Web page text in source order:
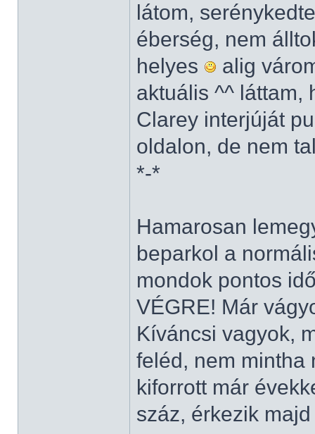
látom,
éberség, nem
helyes
alig
aktuális ^^ láttam,
Clarey interjúját
oldalon, de nem
*-*
Hamarosan
beparkol a
mondok pontos
VÉGRE! Már
Kíváncsi vagyok,
feléd, nem mintha
kiforrott már
száz, érkezik